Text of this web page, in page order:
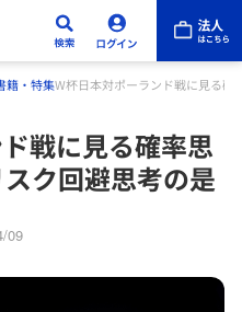
籍・特集W杯日本対ポーランド戦に見る確
戦に見る確率思
ク回避思考の是
09